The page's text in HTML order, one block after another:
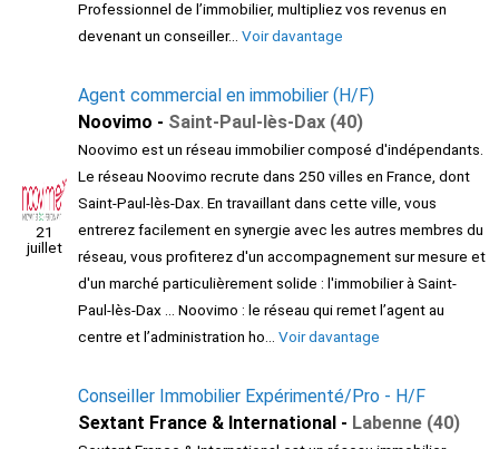
Professionnel de l’immobilier, multipliez vos revenus en
devenant un conseiller... Voir davantage
21
juillet
Agent commercial en immobilier (H/F)
Noovimo - Saint-Paul-lès-Dax (40)
Noovimo est un réseau immobilier composé d'indépendants.
Le réseau Noovimo recrute dans 250 villes en France, dont
Saint-Paul-lès-Dax. En travaillant dans cette ville, vous
entrerez facilement en synergie avec les autres membres du
réseau, vous profiterez d'un accompagnement sur mesure et
d'un marché particulièrement solide : l'immobilier à Saint-
Paul-lès-Dax ... Noovimo : le réseau qui remet l’agent au
centre et l’administration ho... Voir davantage
Conseiller Immobilier Expérimenté/Pro - H/F
Sextant France & International - Labenne (40)